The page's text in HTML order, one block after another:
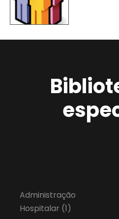
Administração
Hospitalar (1)